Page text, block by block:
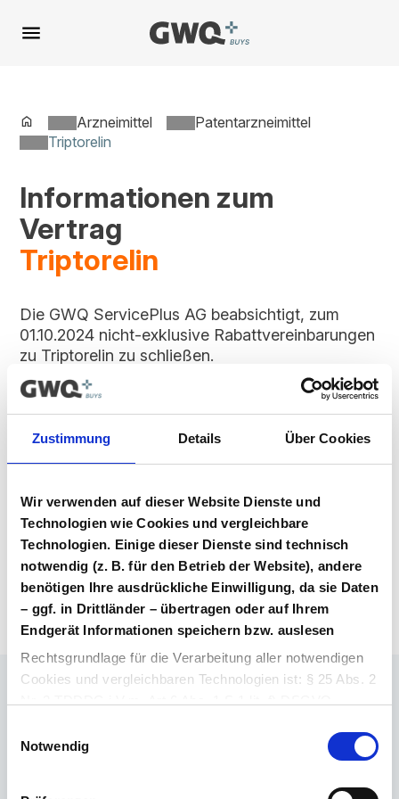
Zustimmung Details Über Cookies
Wir verwenden auf dieser Website Dienste und
Technologien wie Cookies und vergleichbare
Technologien. Einige dieser Dienste sind technisch
notwendig (z. B. für den Betrieb der Website), andere
benötigen Ihre ausdrückliche Einwilligung, da sie Daten
– ggf. in Drittländer – übertragen oder auf Ihrem
Endgerät Informationen speichern bzw. auslesen
Rechtsgrundlage für die Verarbeitung aller notwendigen
Cookies und vergleichbaren Technologien ist: § 25 Abs. 2
Rechtsgrundlage für die Verarbeitung aller weiteren
Einwilligung i.S.d. § 25 Abs. 1 TDDDG i. V. m. Art. 6 Abs.
Notwendig
Spring
zu
Arzneimittel
Patentarzneimittel
Triptorelin
Informationen zum
Vertrag
Triptorelin
Die GWQ ServicePlus AG beabsichtigt, zum
01.10.2024 nicht-exklusive Rabattvereinbarungen
zu Triptorelin zu schließen.
Vertragsunterlagen
Bitte melden Sie sich an, um Ihre
Vertragsunterlagen einzusehen und
Benutzerkonto? Dann können Sie sich hier
Login Arzneimittel Konto erstellen
Ihr Ansprechpartner
Member of Executive Board, Pharmaceuticals